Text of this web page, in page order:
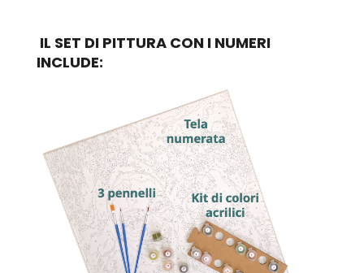
IL SET DI PITTURA CON I NUMERI
INCLUDE: